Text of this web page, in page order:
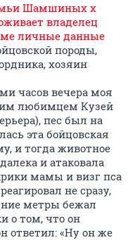
Шамшиных х
владелец
личные данные
породы,
хозяин
часов вечера моя
любимцем Кузей
пес был на
эта бойцовская
и тогда животное
и атаковала
мамы и визг пса
не сразу,
метры бежал
о том, что он
ответил: «Ну он же